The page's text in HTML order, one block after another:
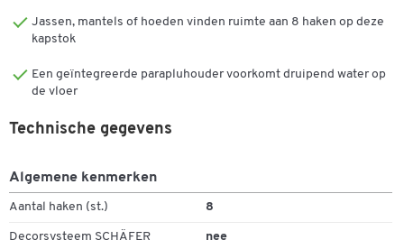
Jassen, mantels of hoeden vinden ruimte aan 8 haken op deze
kapstok
Een geïntegreerde parapluhouder voorkomt druipend water op
de vloer
Technische gegevens
Algemene kenmerken
Aantal haken (st.) 8
Decorsysteem SCHÄFER nee